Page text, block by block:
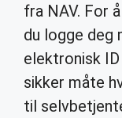
fra NAV. For å
du logge deg
elektronisk
sikker måte
til